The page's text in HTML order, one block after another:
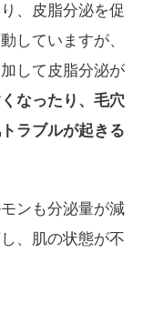
、皮脂分泌を促
していますが、
して皮脂分泌が
なったり、毛穴
ラブルが起きる
ンも分泌量が減
、肌の状態が不